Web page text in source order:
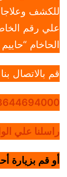
للكشف
علي رقم
الحاخام
قم بالاتصال
راسلنا علي
أو قم بزيارة